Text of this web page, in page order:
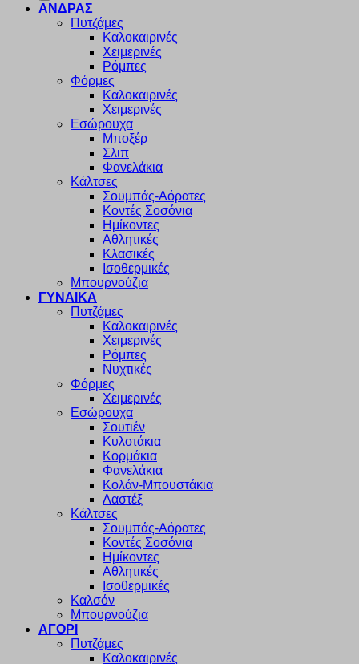
ΑΝΔΡΑΣ
Πυτζάμες
Καλοκαιρινές
Χειμερινές
Ρόμπες
Φόρμες
Καλοκαιρινές
Χειμερινές
Εσώρουχα
Μποξέρ
Σλιπ
Φανελάκια
Κάλτσες
Σουμπάς-Αόρατες
Κοντές Σοσόνια
Ημίκοντες
Αθλητικές
Κλασικές
Ισοθερμικές
Μπουρνούζια
ΓΥΝΑΙΚΑ
Πυτζάμες
Καλοκαιρινές
Χειμερινές
Ρόμπες
Νυχτικές
Φόρμες
Χειμερινές
Εσώρουχα
Σουτιέν
Κυλοτάκια
Κορμάκια
Φανελάκια
Κολάν-Μπουστάκια
Λαστέξ
Κάλτσες
Σουμπάς-Αόρατες
Κοντές Σοσόνια
Ημίκοντες
Αθλητικές
Ισοθερμικές
Καλσόν
Μπουρνούζια
ΑΓΟΡΙ
Πυτζάμες
Καλοκαιρινές